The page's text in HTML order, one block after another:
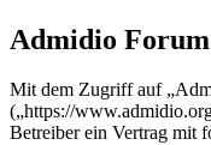
Admidio Forum
Mit dem Zugriff auf
(„https://
Betreiber ein Vertrag mit